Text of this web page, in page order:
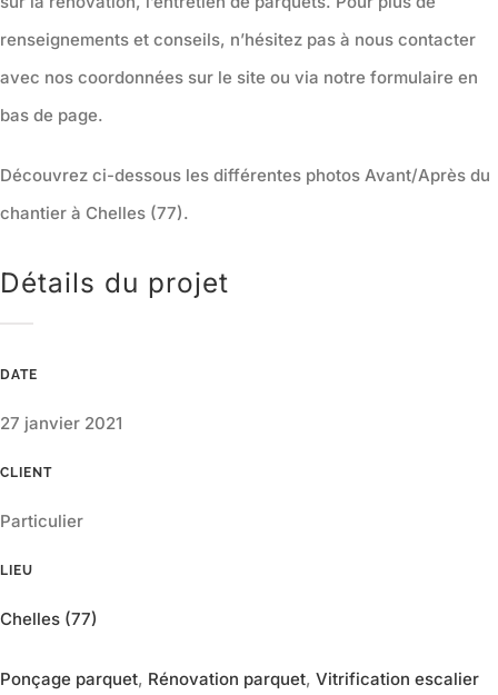
renseignements et conseils, n’hésitez pas à nous contacter
avec nos coordonnées sur le site ou via notre formulaire en
bas de page.
Découvrez ci-dessous les différentes photos Avant/Après du
chantier à Chelles (77).
Détails du projet
DATE
27 janvier 2021
CLIENT
Particulier
LIEU
Chelles (77)
Ponçage parquet, Rénovation parquet, Vitrification escalier